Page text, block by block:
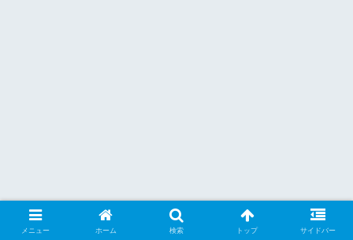
メニュー ホーム 検索 トップ サイドバー